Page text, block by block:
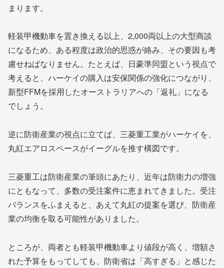
まります。
軽装甲機動車を置き換える以上、2,000両以上の大型商談
になるため、ある程度は政治的思惑が絡み、その要因も考
慮せねばなりません。たとえば、日豪準同盟という視点で
考えると、ハーケイの購入は安保関係の強化につながり、
新型FFMを採用したオーストラリアへの「返礼」になる
でしょう。
逆に防衛産業の視点に立てば、三菱重工業がハーケイを、
丸紅エアロスペースがイーグルを推す構図です。
三菱重工は防衛産業の筆頭にあたり、近年は防衛力の増強
にともなって、多数の受注案件に恵まれてきました。受注
バランスをふまえると、あえて丸紅の提案を選び、防衛産
業の均衡を取る可能性がありました。
ところが、両者とも軽装甲機動車より値段が高く、増額さ
れた予算をもってしても、防衛省は「高すぎる」と感じた